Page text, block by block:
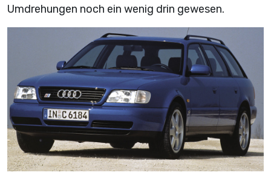
Umdrehungen noch ein wenig drin gewesen.